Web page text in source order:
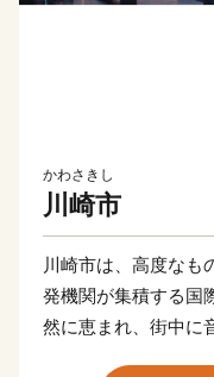
かわさきし
川崎市
川崎市は、高度なも
発機関が集積する国
然に恵まれ、街中に